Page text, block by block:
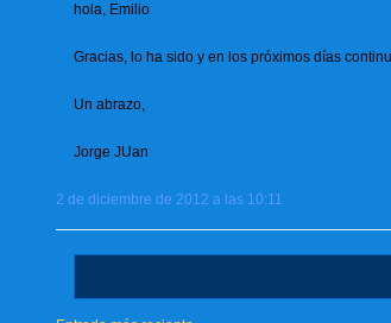
hola, Emilio
Gracias, lo ha sido y en los próximos días
Un abrazo,
Jorge JUan
2 de diciembre de 2012 a las 10:11